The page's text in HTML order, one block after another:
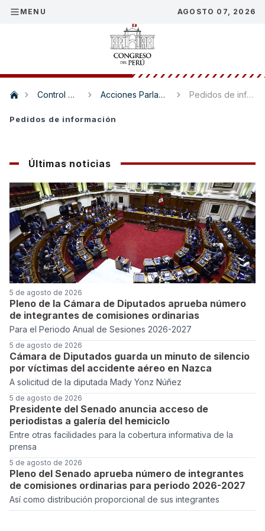
MENU AGOSTO 07, 2026
Control político Acciones Parlamentarias Pedidos de información
Pedidos de información
Últimas noticias
5 de agosto de 2026
Pleno de la Cámara de Diputados aprueba número
de integrantes de comisiones ordinarias
Para el Periodo Anual de Sesiones 2026-2027
5 de agosto de 2026
Cámara de Diputados guarda un minuto de silencio
por víctimas del accidente aéreo en Nazca
A solicitud de la diputada Mady Yonz Núñez
5 de agosto de 2026
Presidente del Senado anuncia acceso de
periodistas a galería del hemiciclo
Entre otras facilidades para la cobertura informativa de la
prensa
5 de agosto de 2026
Pleno del Senado aprueba número de integrantes
de comisiones ordinarias para periodo 2026-2027
Así como distribución proporcional de sus integrantes